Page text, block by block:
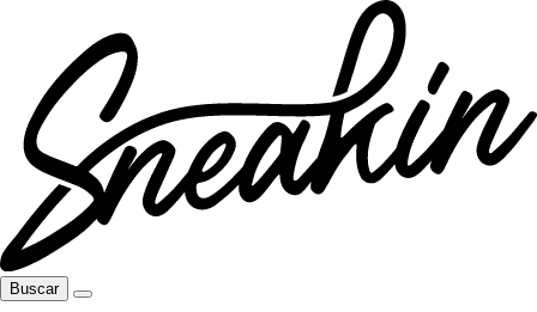
Buscar